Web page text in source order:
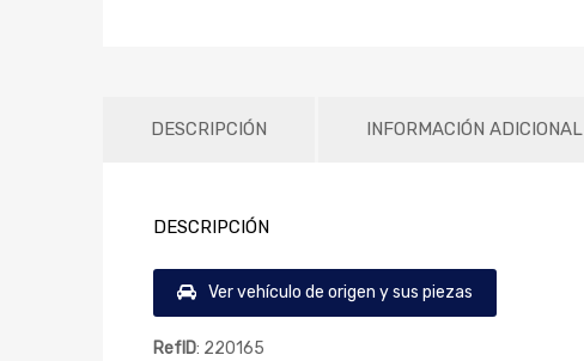
DESCRIPCIÓN INFORMACIÓN ADICIONAL
DESCRIPCIÓN
Ver vehículo de origen y sus piezas
RefID: 220165